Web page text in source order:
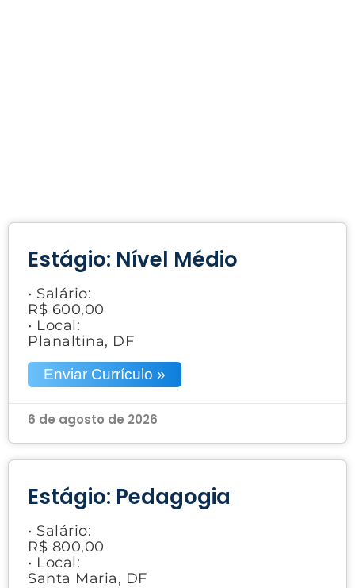
Estágio: Nível Médio
• Salário:
R$ 600,00
• Local:
Planaltina, DF
Enviar Currículo »
6 de agosto de 2026
Estágio: Pedagogia
• Salário:
R$ 800,00
• Local:
Santa Maria, DF